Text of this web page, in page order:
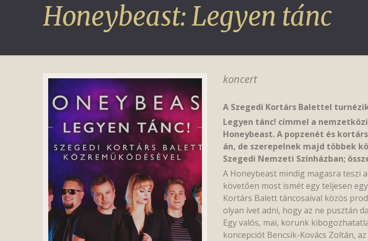
Honeybeast: Legyen tánc
koncert
A Szegedi Kortárs Balettel
Legyen tánc! címmel a
Honeybeast. A popzenét és
án, de szerepelnek majd többek
Szegedi Nemzeti Színházban;
A Honeybeast mindig magasra teszi
követően most ismét egy teljesen
Kortárs Balett táncosaival közös
olyan ívet adni, hogy az ne pusztán
Egy valós, mai, korunk
koncepciót Bencsik-Kovács Zoltán,